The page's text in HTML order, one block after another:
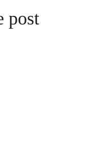
post